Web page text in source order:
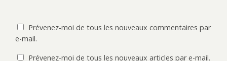
Prévenez-moi de tous les nouveaux commentaires par
e-mail.
Prévenez-moi de tous les nouveaux articles par e-mail.